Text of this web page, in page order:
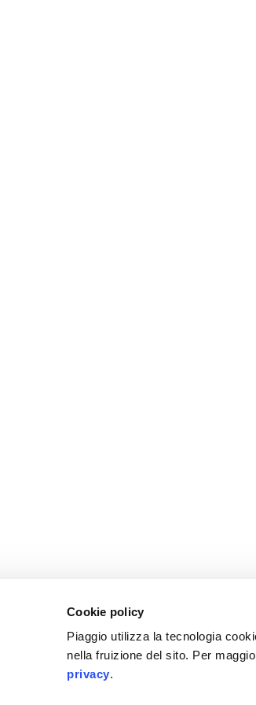
Cookie policy
Piaggio utilizza la tecnologia
nella fruizione del sito. Per
privacy.